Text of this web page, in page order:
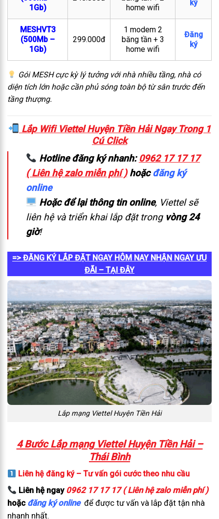
1Gb)
home wifi
ký
MESHVT3
(500Mb –
1Gb)
299.000đ
1 modem 2
băng tần + 3
home wifi
Đăng
ký
Gói MESH cực kỳ lý tưởng với nhà nhiều tầng, nhà có
diện tích lớn hoặc cần phủ sóng toàn bộ từ sân trước đến
tầng thượng.
Lắp Wifi Viettel Huyện Tiền Hải Ngay Trong 1
Cú Click
Hotline đăng ký nhanh: 0962 17 17 17
( Liên hệ zalo miễn phí )hoặcđăng ký
online
Hoặc để lại thông tin online, Viettel sẽ
liên hệ và triển khai lắp đặt trong vòng 24
giờ!
=> ĐĂNG KÝ LẮP ĐẶT NGAY HÔM NAY NHẬN NGAY ƯU
ĐÃI – TẠI ĐÂY
Lắp mạng Viettel Huyện Tiền Hải
4 Bước Lắp mạng Viettel Huyện Tiền Hải –
Thái Bình
Liên hệ đăng ký – Tư vấn gói cước theo nhu cầu
Liên hệ ngay 0962 17 17 17 ( Liên hệ zalo miễn phí )
hoặc đăng ký online để được tư vấn và lắp đặt tận nhà
nhanh nhất.